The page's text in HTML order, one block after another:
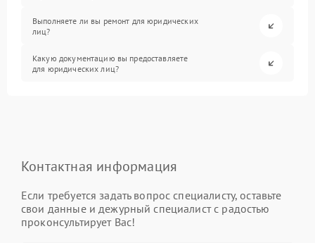
Выполняете ли вы ремонт для юридических
лиц?
Какую документацию вы предоставляете
для юридических лиц?
Контактная информация
Если требуется задать вопрос специалисту, оставьте
свои данные и дежурный специалист с радостью
проконсультирует Вас!